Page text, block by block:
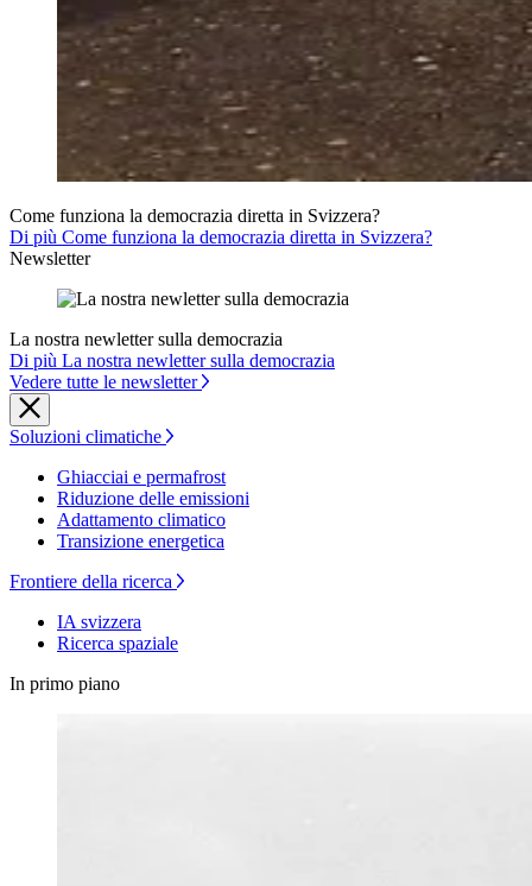
Come funziona la democrazia diretta in Svizzera?
Di più Come funziona la democrazia diretta in Svizzera?
Newsletter
La nostra newletter sulla democrazia
Di più La nostra newletter sulla democrazia
Vedere tutte le newsletter
Soluzioni climatiche
Ghiacciai e permafrost
Riduzione delle emissioni
Adattamento climatico
Transizione energetica
Frontiere della ricerca
IA svizzera
Ricerca spaziale
In primo piano